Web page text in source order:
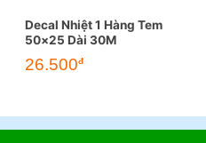
Decal Nhiệt 1 Hàng Tem
50×25 Dài 30M
26.500đ